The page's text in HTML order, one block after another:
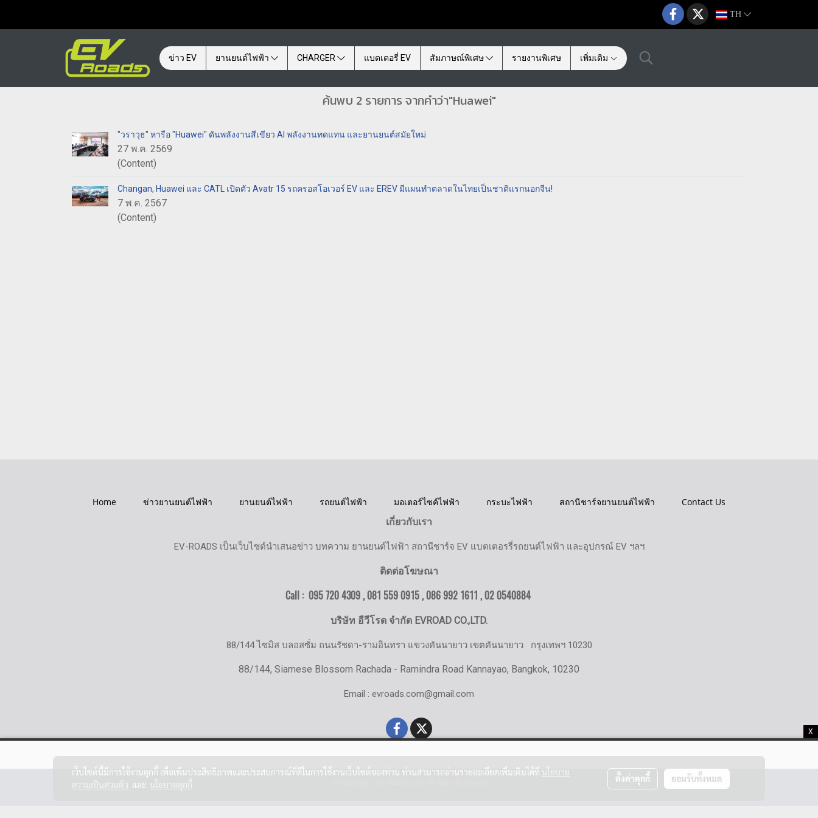
X
TH
ข่าว EV ยานยนต์ไฟฟ้า CHARGER แบตเตอรี่ EV สัมภาษณ์พิเศษ รายงานพิเศษ เพิ่มเติม
ค้นพบ 2 รายการ จากคำว่า"Huawei"
"วราวุธ" หารือ "Huawei" ดันพลังงานสีเขียว AI พลังงานทดแทน และยานยนต์สมัยใหม่
27 พ.ค. 2569
(Content)
Changan, Huawei และ CATL เปิดตัว Avatr 15 รถครอสโอเวอร์ EV และ EREV มีแผนทำตลาดในไทยเป็นชาติแรกนอกจีน!
7 พ.ค. 2567
(Content)
Home ข่าวยานยนต์ไฟฟ้า ยานยนต์ไฟฟ้า รถยนต์ไฟฟ้า มอเตอร์ไซค์ไฟฟ้า กระบะไฟฟ้า สถานีชาร์จยานยนต์ไฟฟ้า
Contact Us
เกี่ยวกับเรา
EV-ROADS เป็นเว็บไซต์นำเสนอข่าว บทความ ยานยนต์ไฟฟ้า สถานีชาร์จ EV แบตเตอรรี่รถยนต์ไฟฟ้า และอุปกรณ์ EV ฯลฯ
ติดต่อโฆษณา
Call : 095 720 4309 , 081 559 0915 , 086 992 1611 ,02 0540884
บริษัท อีวีโรด จำกัด EVROAD CO.,LTD.
88/144 ไซมิส บลอสซั่ม ถนนรัชดา-รามอินทรา แขวงคันนายาว เขตคันนายาว กรุงเทพฯ 10230
88/144, Siamese Blossom Rachada - Ramindra Road Kannayao, Bangkok, 10230
Email : evroads.com@gmail.com
เว็บไซต์นี้มีการใช้งานคุกกี้ เพื่อเพิ่มประสิทธิภาพและประสบการณ์ที่ดีในการใช้งานเว็บไซต์ของท่าน ท่านสามารถอ่านรายละเอียดเพิ่มเติมได้ที่ นโยบาย
ความเป็นส่วนตัว และ นโยบายคุกกี้
ตั้งค่าคุกกี้ ยอมรับทั้งหมด